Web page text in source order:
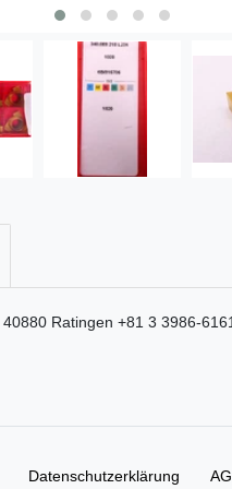
40880 Ratingen +81 3 3986-
Daten­schutz­erklärung